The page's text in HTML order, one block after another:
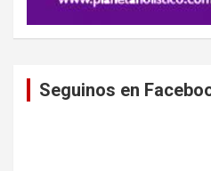
Seguinos en